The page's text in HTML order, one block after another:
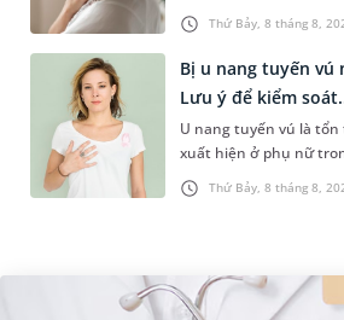
Thứ Bảy, 8 tháng 8,
liên quan đến lao hạch
hiểu nguyên nhân gây
Thứ Bảy, 8 tháng 8,
Bị u nang tuyến vú
Lưu ý để kiểm
U nang tuyến vú là
xuất hiện ở phụ nữ
được chẩn đoán mắc
thường băn khoăn u